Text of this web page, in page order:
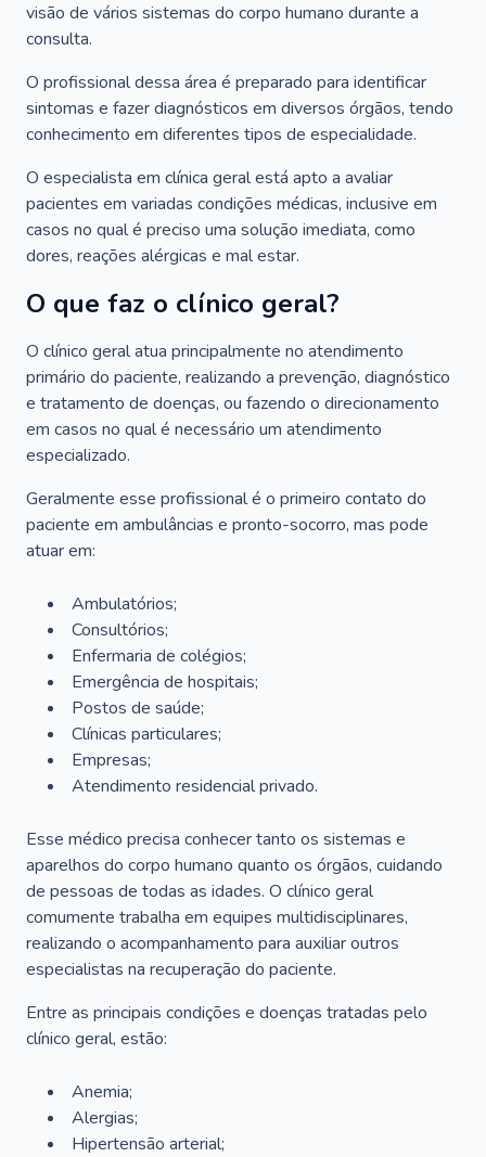
visão de vários sistemas do corpo humano durante a
consulta.
O profissional dessa área é preparado para identificar
sintomas e fazer diagnósticos em diversos órgãos, tendo
conhecimento em diferentes tipos de especialidade.
O especialista em clínica geral está apto a avaliar
pacientes em variadas condições médicas, inclusive em
casos no qual é preciso uma solução imediata, como
dores, reações alérgicas e mal estar.
O que faz o clínico geral?
O clínico geral atua principalmente no atendimento
primário do paciente, realizando a prevenção, diagnóstico
e tratamento de doenças, ou fazendo o direcionamento
em casos no qual é necessário um atendimento
especializado.
Geralmente esse profissional é o primeiro contato do
paciente em ambulâncias e pronto-socorro, mas pode
atuar em:
Ambulatórios;
Consultórios;
Enfermaria de colégios;
Emergência de hospitais;
Postos de saúde;
Clínicas particulares;
Empresas;
Atendimento residencial privado.
Esse médico precisa conhecer tanto os sistemas e
aparelhos do corpo humano quanto os órgãos, cuidando
de pessoas de todas as idades. O clínico geral
comumente trabalha em equipes multidisciplinares,
realizando o acompanhamento para auxiliar outros
especialistas na recuperação do paciente.
Entre as principais condições e doenças tratadas pelo
clínico geral, estão:
Anemia;
Alergias;
Hipertensão arterial;